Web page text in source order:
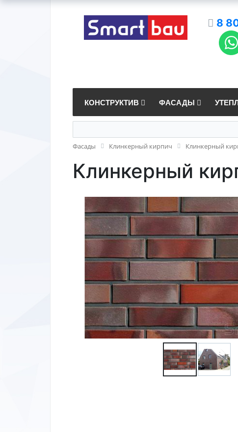
8
КОНСТРУКТИВ ФАСАДЫ
Фасады Клинкерный кирпич Клинкерный
Клинкерный